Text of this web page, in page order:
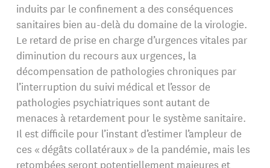
induits par le confinement a des conséquences
sanitaires bien au-delà du domaine de la virologie.
Le retard de prise en charge d’urgences vitales par
diminution du recours aux urgences, la
décompensation de pathologies chroniques par
l’interruption du suivi médical et l’essor de
pathologies psychiatriques sont autant de
menaces à retardement pour le système sanitaire.
Il est difficile pour l’instant d’estimer l’ampleur de
ces « dégâts collatéraux » de la pandémie, mais les
retombées seront potentiellement majeures et